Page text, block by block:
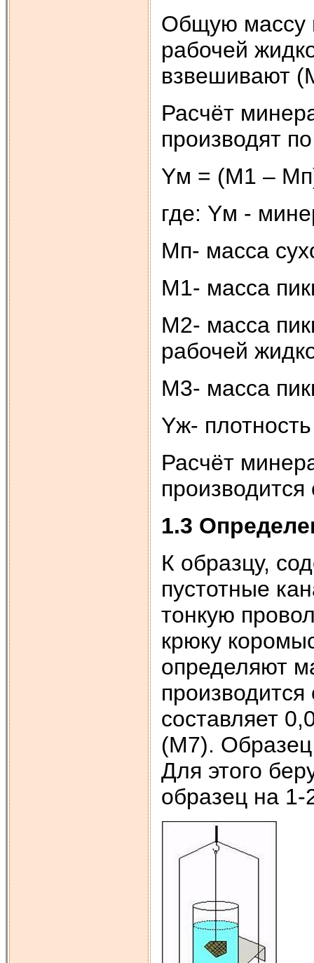
Общую массу
рабочей
взвешивают
Расчёт
производят
Yм = (М1 –
где: Yм -
Мп- масса
М1- масса
М2- масса
рабочей
М3- масса
Yж-
Расчёт
1.3
К образцу,
пустотные
тонкую
крюку
определяют
составляет
(М7).
Для этого
образец на